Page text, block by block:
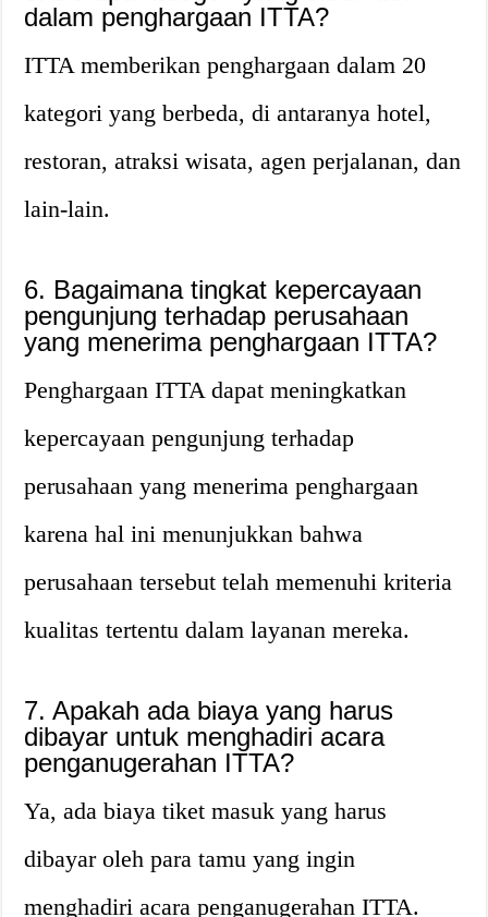
dalam penghargaan ITTA?
ITTA memberikan penghargaan dalam 20
kategori yang berbeda, di antaranya hotel,
restoran, atraksi wisata, agen perjalanan, dan
lain-lain.
6. Bagaimana tingkat kepercayaan
pengunjung terhadap perusahaan
yang menerima penghargaan ITTA?
Penghargaan ITTA dapat meningkatkan
kepercayaan pengunjung terhadap
perusahaan yang menerima penghargaan
karena hal ini menunjukkan bahwa
perusahaan tersebut telah memenuhi kriteria
kualitas tertentu dalam layanan mereka.
7. Apakah ada biaya yang harus
dibayar untuk menghadiri acara
penganugerahan ITTA?
Ya, ada biaya tiket masuk yang harus
dibayar oleh para tamu yang ingin
menghadiri acara penganugerahan ITTA.